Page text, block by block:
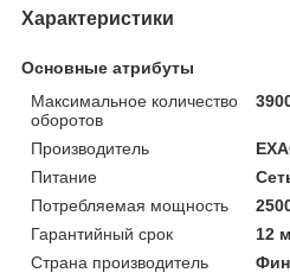
Характеристики
Основные атрибуты
Максимальное количество
оборотов
Производитель
Питание
Потребляемая мощность
Гарантийный срок
12
Страна производитель